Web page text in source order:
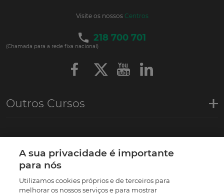
Visite os nossos Centros
218 700 701
(Chamada para a rede fixa nacional)
Outros Cursos
Certificações
A sua privacidade é importante
para nós
Utilizamos cookies próprios e de terceiros para
melhorar os nossos serviços e para mostrar